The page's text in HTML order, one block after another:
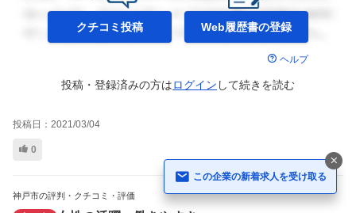
クチコミ投稿 Web履歴書の登録
ヘルプ
投稿・登録済みの方はログイン して続きを読む
投稿日： 2021/03/04
0
神戸市の評判・クチコミ・評価
この企業の新着求人を受け取る